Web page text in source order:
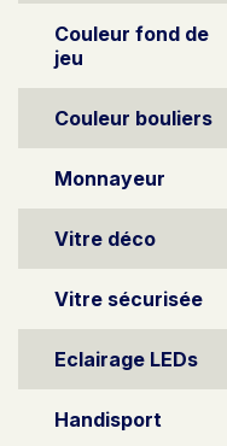
Couleur fond de
jeu
Couleur bouliers
Monnayeur
Vitre déco
Vitre sécurisée
Eclairage LEDs
Handisport